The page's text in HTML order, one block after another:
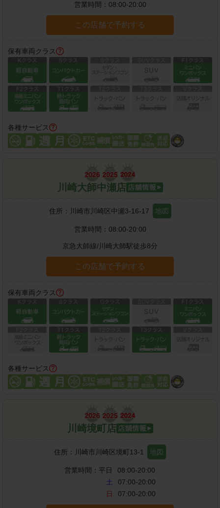
営業時間： 08:00-20:00
この店舗で予約する
保有車両クラス
各種サービス
川崎大師中瀬店
住所： 川崎市川崎区中瀬3-16-17 地図
営業時間： 08:00-20:00
京急大師線/ 川崎大師駅徒歩8分
この店舗で予約する
保有車両クラス
各種サービス
川崎境町店
住所： 川崎市川崎区境町13-1 地図
営業時間： 平日
08:00-20:00
土
07:00-20:00
日
07:00-20:00